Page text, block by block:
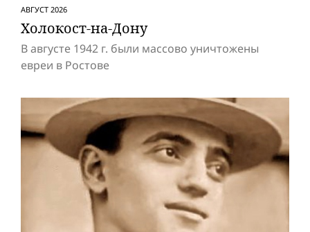
АВГУСТ 2026
Холокост-на-Дону
В августе 1942 г. были массово уничтожены
евреи в Ростове